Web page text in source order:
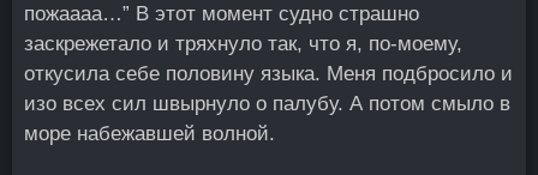
пожаааа…” В этот момент судно страшно
заскрежетало и тряхнуло так, что я, по-моему,
откусила себе половину языка. Меня подбросило и
изо всех сил швырнуло о палубу. А потом смыло в
море набежавшей волной.